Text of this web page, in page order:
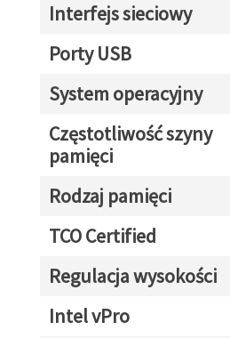
Interfejs sieciowy
Porty USB
System operacyjny
Częstotliwość szyny
pamięci
Rodzaj pamięci
TCO Certified
Regulacja wysokości
Intel vPro